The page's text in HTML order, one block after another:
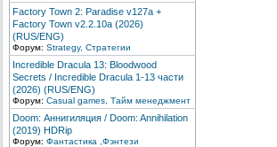
Factory Town 2: Paradise v127a +
Factory Town v2.2.10a (2026)
(RUS/ENG)
Форум: Strategy, Стратегии
Incredible Dracula 13: Bloodwood
Secrets / Incredible Dracula 1-13 части
(2026) (RUS/ENG)
Форум: Сasual games, Тайм менеджмент
Doom: Аннигиляция / Doom: Annihilation
(2019) HDRip
Форум: Фантастика ,Фэнтези